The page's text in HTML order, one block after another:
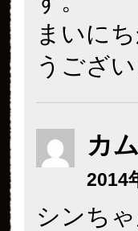
まいに
うござ
カ
2014
シンち